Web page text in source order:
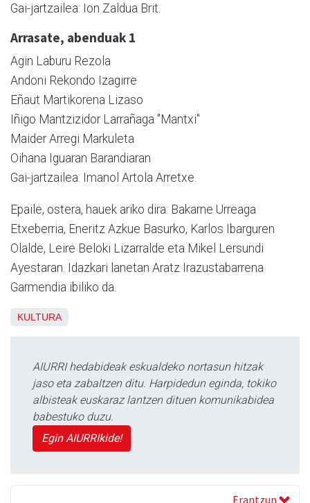
Gai-jartzailea: Ion Zaldua Brit.
Arrasate, abenduak 1
Agin Laburu Rezola
Andoni Rekondo Izagirre
Eñaut Martikorena Lizaso
Iñigo Mantzizidor Larrañaga "Mantxi"
Maider Arregi Markuleta
Oihana Iguaran Barandiaran
Gai-jartzailea: Imanol Artola Arretxe.
Epaile, ostera, hauek ariko dira: Bakarne Urreaga
Etxeberria, Eneritz Azkue Basurko, Karlos Ibarguren
Olalde, Leire Beloki Lizarralde eta Mikel Lersundi
Ayestaran. Idazkari lanetan Aratz Irazustabarrena
Garmendia ibiliko da.
KULTURA
AIURRI hedabideak eskualdeko nortasun hitzak
jaso eta zabaltzen ditu. Harpidedun eginda, tokiko
albisteak euskaraz lantzen dituen komunikabidea
babestuko duzu.
Egin AIURRIkide!
Erantzun